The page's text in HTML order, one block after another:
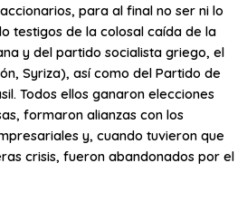
para al final no ser ni lo
testigos de la colosal caída de la
y del partido socialista griego, el
Syriza), así como del Partido de
Todos ellos ganaron elecciones
formaron alianzas con los
y, cuando tuvieron que
crisis, fueron abandonados por el